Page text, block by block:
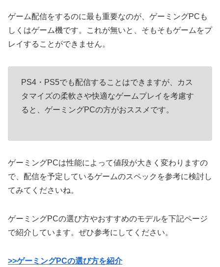
ゲーム配信をするのに最も重要なのが、ゲーミングPCも
しくはゲーム機です。これが無いと、そもそもゲームをプ
レイすることができません。
PS4・PS5でも配信することはできますが、カス
タマイズの柔軟さや快適なゲームプレイを考慮す
ると、ゲーミングPCの方がおススメです。
ゲーミングPCは性能によって値段が大きく変わりますの
で、配信を予定しているゲームのスペックを参考に検討し
てみてくださいね。
ゲーミングPCの選び方やおすすめのモデルを下記ページ
で紹介しています。ぜひ参考にしてください。
>>ゲーミングPCの選び方を紹介